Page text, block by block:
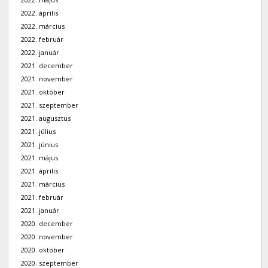
2022. április
2022. március
2022. február
2022. január
2021. december
2021. november
2021. október
2021. szeptember
2021. augusztus
2021. július
2021. június
2021. május
2021. április
2021. március
2021. február
2021. január
2020. december
2020. november
2020. október
2020. szeptember